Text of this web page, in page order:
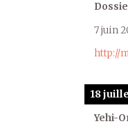
7 juin
http://
18
Yehi-